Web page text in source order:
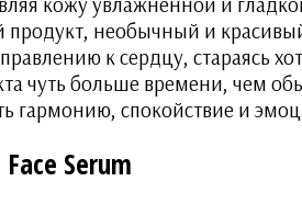
необычный и
к сердцу, стараясь
чуть больше времени, чем
гармонию, спокойствие и
Face Serum